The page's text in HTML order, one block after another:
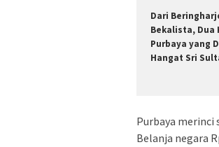
Dari
Bekalista, Dua
Purbaya yang
Hangat Sri
Purbaya merinci
Belanja negara